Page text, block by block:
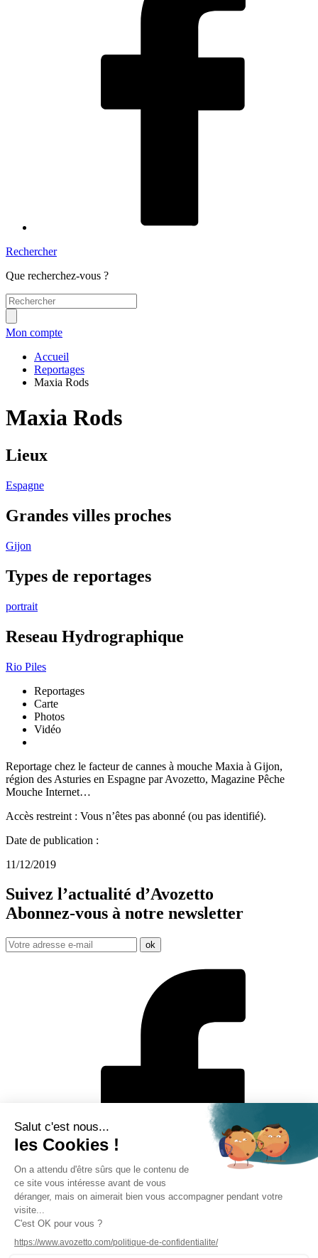
Rechercher
Que recherchez-vous ?
Mon compte
Accueil
Reportages
Maxia Rods
Maxia Rods
Lieux
Espagne
Grandes villes proches
Gijon
Types de reportages
portrait
Reseau Hydrographique
Rio Piles
Reportages
Carte
Photos
Vidéo
Reportage chez le facteur de cannes à mouche Maxia à Gijon,
région des Asturies en Espagne par Avozetto, Magazine Pêche
Mouche Internet…
Accès restreint : Vous n’êtes pas abonné (ou pas identifié).
Date de publication :
11/12/2019
Suivez l’actualité d’Avozetto
Abonnez-vous à notre newsletter